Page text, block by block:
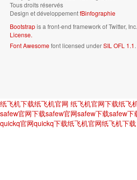
Tous droits réservés
Design et développementfBinfographie
Bootstrapis a front-end framework of Twitter,
License.
Font Awesomefont licensed underSIL OFL 1.1.
纸飞机下载纸飞机官网 纸飞机官网下载纸飞
safew官网下载safew官网safew下载safew下
quickq官网quickq下载纸飞机官网纸飞机下载